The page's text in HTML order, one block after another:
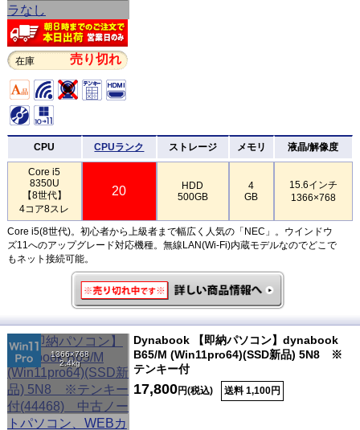
在庫 売り切れ
CPU CPUランク ストレージ メモリ 液晶/解像度
Core i5
8350U
【8世代】
4コア8スレ
20
HDD
500GB
4
GB
15.6インチ
1366×768
Core i5(8世代)。初心者から上級者まで幅広く人気の「NEC」。ウインドウ
ズ11へのアップグレード対応機種。無線LAN(Wi-Fi)内蔵モデルなのでどこで
もネット接続可能。
1366×768
2.4kg
Dynabook 【即納パソコン】dynabook
B65/M (Win11pro64)(SSD新品) 5N8 ※
テンキー付
17,800円(税込) 送料 1,100円